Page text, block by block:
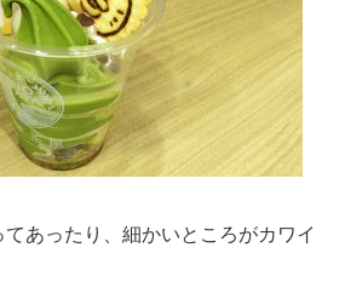
てあったり、細かいところがカワイ